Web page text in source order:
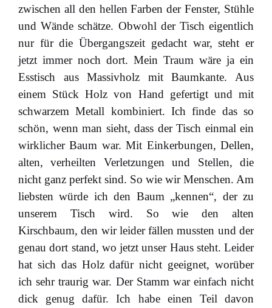
zwischen all den hellen Farben der Fenster, Stühle
und Wände schätze. Obwohl der Tisch eigentlich
nur für die Übergangszeit gedacht war, steht er
jetzt immer noch dort. Mein Traum wäre ja ein
Esstisch aus Massivholz mit Baumkante. Aus
einem Stück Holz von Hand gefertigt und mit
schwarzem Metall kombiniert. Ich finde das so
schön, wenn man sieht, dass der Tisch einmal ein
wirklicher Baum war. Mit Einkerbungen, Dellen,
alten, verheilten Verletzungen und Stellen, die
nicht ganz perfekt sind. So wie wir Menschen. Am
liebsten würde ich den Baum „kennen“, der zu
unserem Tisch wird. So wie den alten
Kirschbaum, den wir leider fällen mussten und der
genau dort stand, wo jetzt unser Haus steht. Leider
hat sich das Holz dafür nicht geeignet, worüber
ich sehr traurig war. Der Stamm war einfach nicht
dick genug dafür. Ich habe einen Teil davon